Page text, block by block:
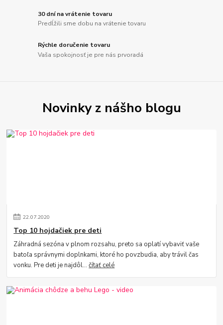
30 dní na vrátenie tovaru
Predĺžili sme dobu na vrátenie tovaru
Rýchle doručenie tovaru
Vaša spokojnosť je pre nás prvoradá
Novinky z nášho blogu
22.07.2020
Top 10 hojdačiek pre deti
Záhradná sezóna v plnom rozsahu, preto sa oplatí vybaviť vaše
batoľa správnymi doplnkami, ktoré ho povzbudia, aby trávil čas
vonku. Pre deti je najdôl...čítať celé